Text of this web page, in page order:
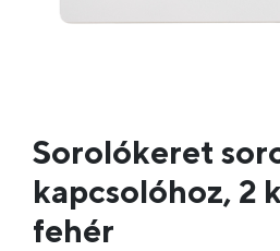
Sorolókeret
kapcsolóhoz, 2
fehér